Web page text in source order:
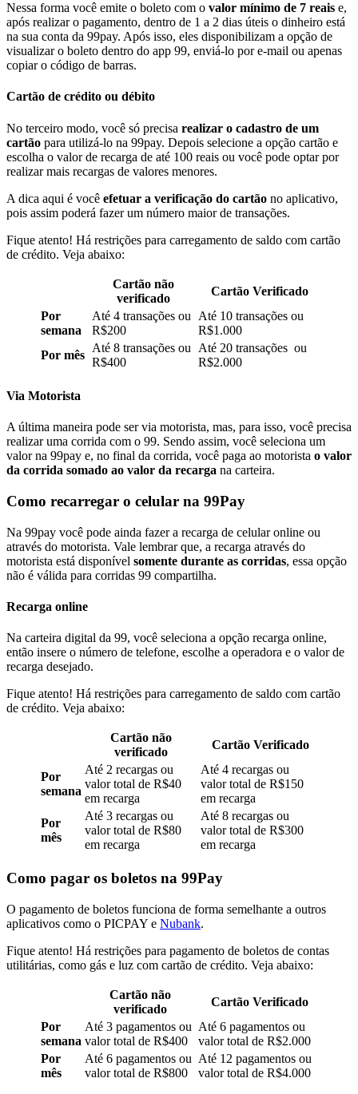
Nessa forma você emite o boleto com o valor mínimo de 7 reais e,
após realizar o pagamento, dentro de 1 a 2 dias úteis o dinheiro está
na sua conta da 99pay. Após isso, eles disponibilizam a opção de
visualizar o boleto dentro do app 99, enviá-lo por e-mail ou apenas
copiar o código de barras.
Cartão de crédito ou débito
No terceiro modo, você só precisa realizar o cadastro de um
cartão para utilizá-lo na 99pay. Depois selecione a opção cartão e
escolha o valor de recarga de até 100 reais ou você pode optar por
realizar mais recargas de valores menores.
A dica aqui é você efetuar a verificação do cartão no aplicativo,
pois assim poderá fazer um número maior de transações.
Fique atento! Há restrições para carregamento de saldo com cartão
de crédito. Veja abaixo:
Cartão não
verificado
Cartão Verificado
Por
semana
Até 4 transações ou
R$200
Até 10 transações ou
R$1.000
Por mês
Até 8 transações ou
R$400
Até 20 transações ou
R$2.000
Via Motorista
A última maneira pode ser via motorista, mas, para isso, você precisa
realizar uma corrida com o 99. Sendo assim, você seleciona um
valor na 99pay e, no final da corrida, você paga ao motorista o valor
da corrida somado ao valor da recarga na carteira.
Como recarregar o celular na 99Pay
Na 99pay você pode ainda fazer a recarga de celular online ou
através do motorista. Vale lembrar que, a recarga através do
motorista está disponível somente durante as corridas, essa opção
não é válida para corridas 99 compartilha.
Recarga online
Na carteira digital da 99, você seleciona a opção recarga online,
então insere o número de telefone, escolhe a operadora e o valor de
recarga desejado.
Fique atento! Há restrições para carregamento de saldo com cartão
de crédito. Veja abaixo:
Cartão não
verificado
Cartão Verificado
Por
semana
Até 2 recargas ou
valor total de R$40
em recarga
Até 4 recargas ou
valor total de R$150
em recarga
Por
mês
Até 3 recargas ou
valor total de R$80
em recarga
Até 8 recargas ou
valor total de R$300
em recarga
Como pagar os boletos na 99Pay
O pagamento de boletos funciona de forma semelhante a outros
aplicativos como o PICPAY e Nubank.
Fique atento! Há restrições para pagamento de boletos de contas
utilitárias, como gás e luz com cartão de crédito. Veja abaixo:
Cartão não
verificado
Cartão Verificado
Por
semana
Até 3 pagamentos ou
valor total de R$400
Até 6 pagamentos ou
valor total de R$2.000
Por
mês
Até 6 pagamentos ou
valor total de R$800
Até 12 pagamentos ou
valor total de R$4.000